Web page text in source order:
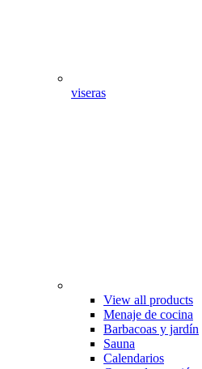
viseras
View all products
Menaje de cocina
Barbacoas y jardín
Sauna
Calendarios